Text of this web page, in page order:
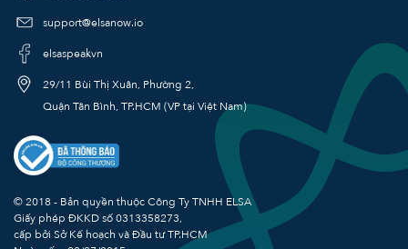
support@elsanow.io
elsaspeakvn
29/11 Bùi Thị Xuân, Phường 2,
Quận Tân Bình, TP.HCM (VP tại Việt Nam)
© 2018 - Bản quyền thuộc Công Ty TNHH ELSA
Giấy phép ĐKKD số0313358273,
cấp bởi Sở Kế hoạch và Đầu tư TP.HCM